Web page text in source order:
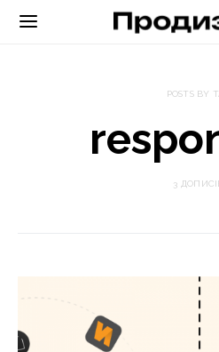
POSTS BY
3